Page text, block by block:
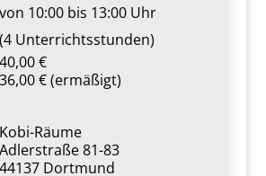
von 10:00 bis 13:00 Uhr
(4 Unterrichtsstunden)
40,00 €
36,00 € (ermäßigt)
Kobi-Räume
Adlerstraße 81-83
44137 Dortmund